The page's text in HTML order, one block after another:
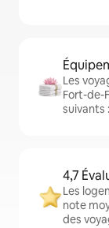
Les
Fort-de-
suivants
4,7
Les
note
des